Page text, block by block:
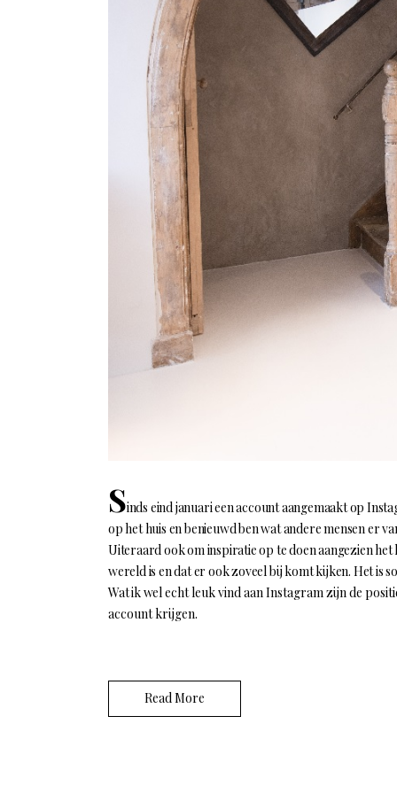
Sinds eind januari een account aangemaakt op
op het huis en benieuwd ben wat andere mensen er
Uiteraard ook om inspiratie op te doen aangezien
wereld is en dat er ook zoveel bij komt kijken. Het is
Wat ik wel echt leuk vind aan Instagram zijn de
account krijgen.
Read More